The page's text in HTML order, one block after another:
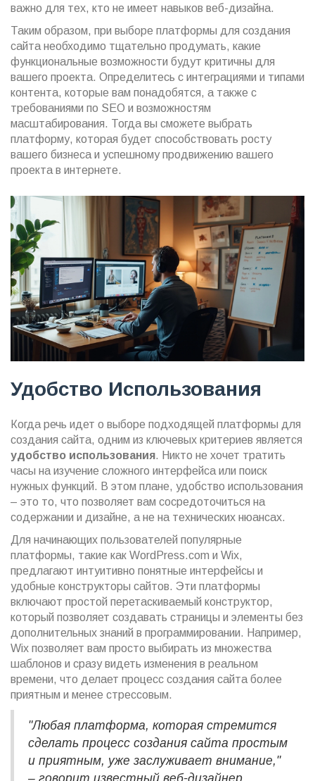
важно для тех, кто не имеет навыков веб-дизайна.
Таким образом, при выборе платформы для создания
сайта необходимо тщательно продумать, какие
функциональные возможности будут критичны для
вашего проекта. Определитесь с интеграциями и типами
контента, которые вам понадобятся, а также с
требованиями по SEO и возможностям
масштабирования. Тогда вы сможете выбрать
платформу, которая будет способствовать росту
вашего бизнеса и успешному продвижению вашего
проекта в интернете.
Удобство Использования
Когда речь идет о выборе подходящей платформы для
создания сайта, одним из ключевых критериев является
удобство использования. Никто не хочет тратить
часы на изучение сложного интерфейса или поиск
нужных функций. В этом плане, удобство использования
– это то, что позволяет вам сосредоточиться на
содержании и дизайне, а не на технических нюансах.
Для начинающих пользователей популярные
платформы, такие как WordPress.com и Wix,
предлагают интуитивно понятные интерфейсы и
удобные конструкторы сайтов. Эти платформы
включают простой перетаскиваемый конструктор,
который позволяет создавать страницы и элементы без
дополнительных знаний в программировании. Например,
Wix позволяет вам просто выбирать из множества
шаблонов и сразу видеть изменения в реальном
времени, что делает процесс создания сайта более
приятным и менее стрессовым.
"Любая платформа, которая стремится
сделать процесс создания сайта простым
и приятным, уже заслуживает внимание,"